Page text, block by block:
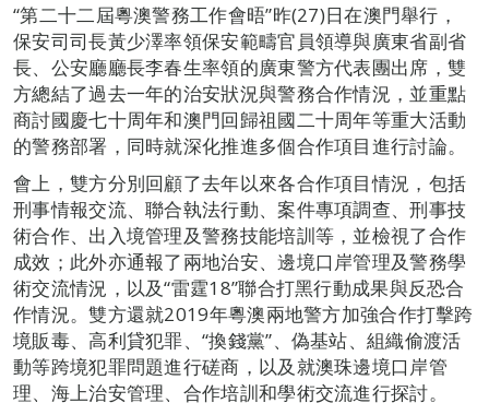
“第二十二屆粵澳警務工作會晤”昨(27)日在澳門舉行，
保安司司長黃少澤率領保安範疇官員領導與廣東省副省
長、公安廳廳長李春生率領的廣東警方代表團出席，雙
方總結了過去一年的治安狀況與警務合作情況，並重點
商討國慶七十周年和澳門回歸祖國二十周年等重大活動
的警務部署，同時就深化推進多個合作項目進行討論。
會上，雙方分別回顧了去年以來各合作項目情況，包括
刑事情報交流、聯合執法行動、案件專項調查、刑事技
術合作、出入境管理及警務技能培訓等，並檢視了合作
成效；此外亦通報了兩地治安、邊境口岸管理及警務學
術交流情況，以及“雷霆18”聯合打黑行動成果與反恐合
作情況。雙方還就2019年粵澳兩地警方加強合作打擊跨
境販毒、高利貸犯罪、“換錢黨”、偽基站、組織偷渡活
動等跨境犯罪問題進行磋商，以及就澳珠邊境口岸管
理、海上治安管理、合作培訓和學術交流進行探討。